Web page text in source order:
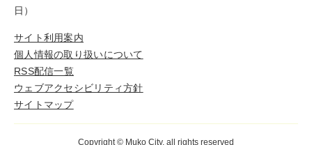
日）
サイト利用案内
個人情報の取り扱いについて
RSS配信一覧
ウェブアクセシビリティ方針
サイトマップ
Copyright © Muko City. all rights reserved